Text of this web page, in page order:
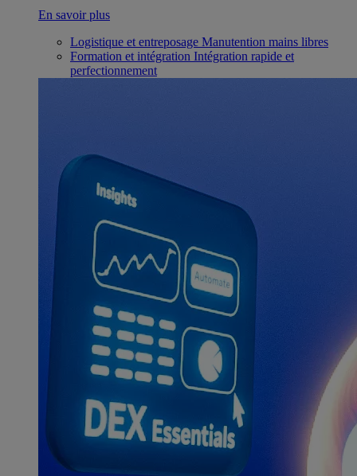
En savoir plus
Logistique et entreposage Manutention mains libres
Formation et intégration Intégration rapide et
perfectionnement